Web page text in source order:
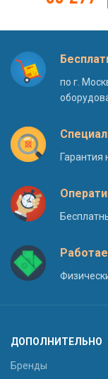
по г.
ДОПОЛНИТЕЛЬНО
Бренды